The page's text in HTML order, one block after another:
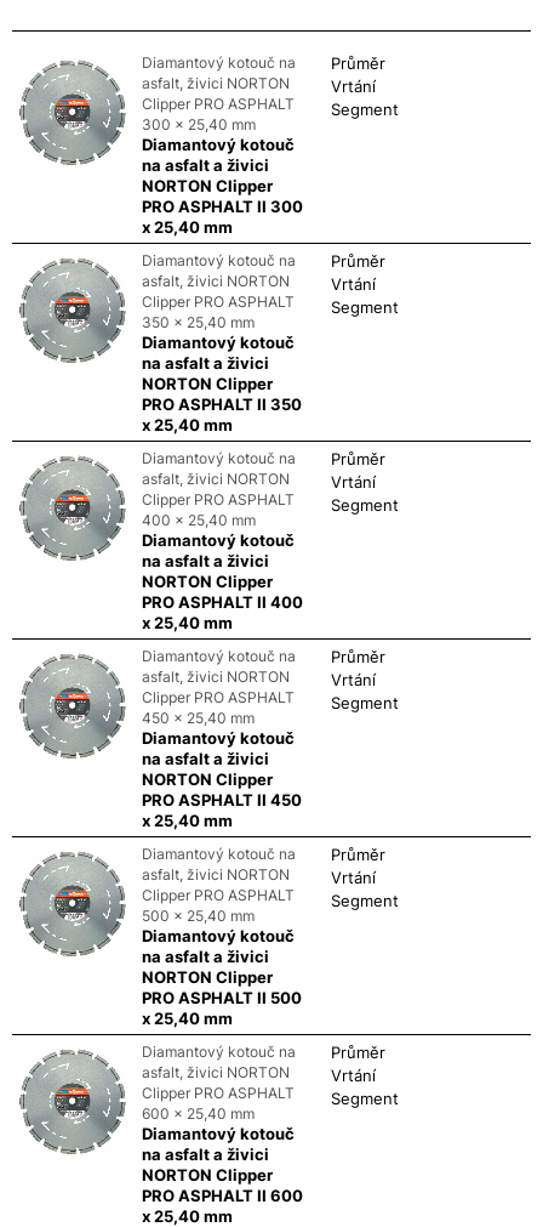
Diamantový kotouč na
asfalt, živici NORTON
Clipper PRO ASPHALT
300 x 25,40 mm
Diamantový kotouč
na asfalt a živici
NORTON Clipper
PRO ASPHALT II 300
x 25,40 mm
Průměr
Vrtání
Segment
Diamantový kotouč na
asfalt, živici NORTON
Clipper PRO ASPHALT
350 x 25,40 mm
Diamantový kotouč
na asfalt a živici
NORTON Clipper
PRO ASPHALT II 350
x 25,40 mm
Průměr
Vrtání
Segment
Diamantový kotouč na
asfalt, živici NORTON
Clipper PRO ASPHALT
400 x 25,40 mm
Diamantový kotouč
na asfalt a živici
NORTON Clipper
PRO ASPHALT II 400
x 25,40 mm
Průměr
Vrtání
Segment
Diamantový kotouč na
asfalt, živici NORTON
Clipper PRO ASPHALT
450 x 25,40 mm
Diamantový kotouč
na asfalt a živici
NORTON Clipper
PRO ASPHALT II 450
x 25,40 mm
Průměr
Vrtání
Segment
Diamantový kotouč na
asfalt, živici NORTON
Clipper PRO ASPHALT
500 x 25,40 mm
Diamantový kotouč
na asfalt a živici
NORTON Clipper
PRO ASPHALT II 500
x 25,40 mm
Průměr
Vrtání
Segment
Diamantový kotouč na
asfalt, živici NORTON
Clipper PRO ASPHALT
600 x 25,40 mm
Diamantový kotouč
na asfalt a živici
NORTON Clipper
PRO ASPHALT II 600
x 25,40 mm
Průměr
Vrtání
Segment